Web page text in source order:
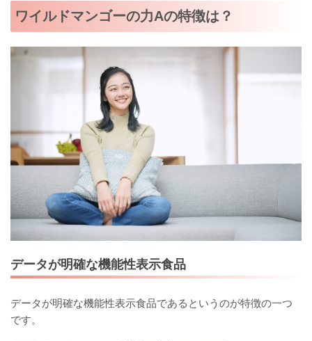
ワイルドマンゴーの力Aの特徴は？
データが明確な機能性表示食品
データが明確な機能性表示食品であるというのが特徴の一つ
です。